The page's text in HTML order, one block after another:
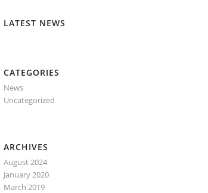
LATEST NEWS
CATEGORIES
News
Uncategorized
ARCHIVES
August 2024
January 2020
March 2019